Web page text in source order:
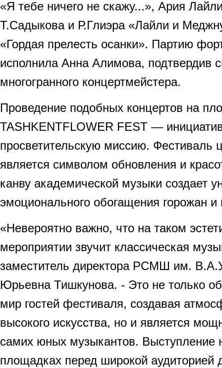
«Я тебе ничего не скажу...», Ария
Т.Садыкова и Р.Глиэра «Лайли и
«Гордая прелесть осанки». Партию
исполнила Анна Алимова, подтвердив
многогранного концертмейстера.
Проведение подобных концертов на
TASHKENTFLOWER FEST —
просветительскую миссию. Фестиваль
является символом обновления и
канву академической музыки создает
эмоционального обогащения горожан и
«Невероятно важно, что на таком
мероприятии звучит классическая
заместитель директора РСМШ им.
Юрьевна Тишкунова. - Это не только
мир гостей фестиваля, создавая
высокого искусства, но и является
самих юных музыкантов. Выступление
площадках перед широкой аудиторией